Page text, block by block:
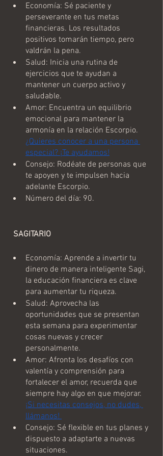
Economía: Sé paciente y
perseverante en tus metas
financieras. Los resultados
positivos tomarán tiempo, pero
valdrán la pena.
Salud: Inicia una rutina de
ejercicios que te ayudan a
mantener un cuerpo activo y
saludable.
Amor: Encuentra un equilibrio
emocional para mantener la
armonía en la relación Escorpio.
¿Quieres conocer a una persona
especial? ¡Te ayudamos!
Consejo: Rodéate de personas que
te apoyen y te impulsen hacia
adelante Escorpio.
Número del día: 90.
  SAGITARIO
Economía: Aprende a invertir tu
dinero de manera inteligente Sagi,
la educación financiera es clave
para aumentar tu riqueza.
Salud: Aprovecha las
oportunidades que se presentan
esta semana para experimentar
cosas nuevas y crecer
personalmente.
Amor: Afronta los desafíos con
valentía y comprensión para
fortalecer el amor, recuerda que
siempre hay algo en que mejorar.
¡Si necesitas consejos, no dudes,
llámanos!
Consejo: Sé flexible en tus planes y
dispuesto a adaptarte a nuevas
situaciones.